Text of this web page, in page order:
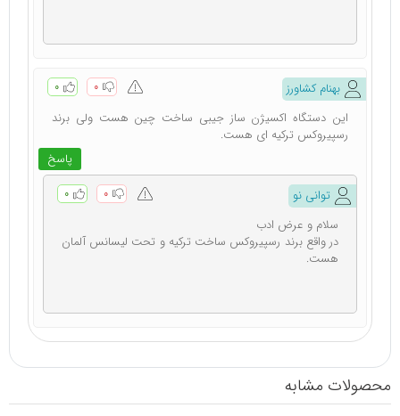
بهنام کشاورز ۰ ۰
پاسخ
این دستگاه اکسیژن ساز جیبی ساخت چین هست ولی برند
رسپیروکس ترکیه ای هست.
توانی نو ۰ ۰
سلام و عرض ادب
در واقع برند رسپیروکس ساخت ترکیه و تحت لیسانس آلمان
هست.
محصولات مشابه